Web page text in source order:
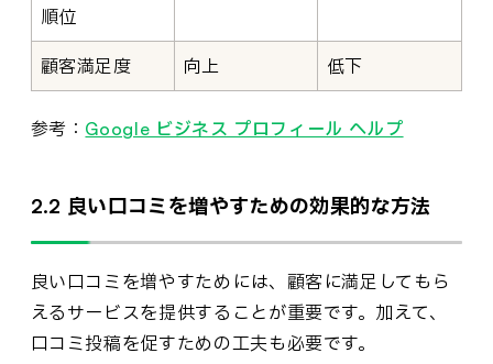
順位
顧客満足度 向上 低下
参考： Google ビジネス プロフィール ヘルプ
2.2 良い口コミを増やすための効果的な方法
良い口コミを増やすためには、顧客に満足してもら
えるサービスを提供することが重要です。加えて、
口コミ投稿を促すための工夫も必要です。